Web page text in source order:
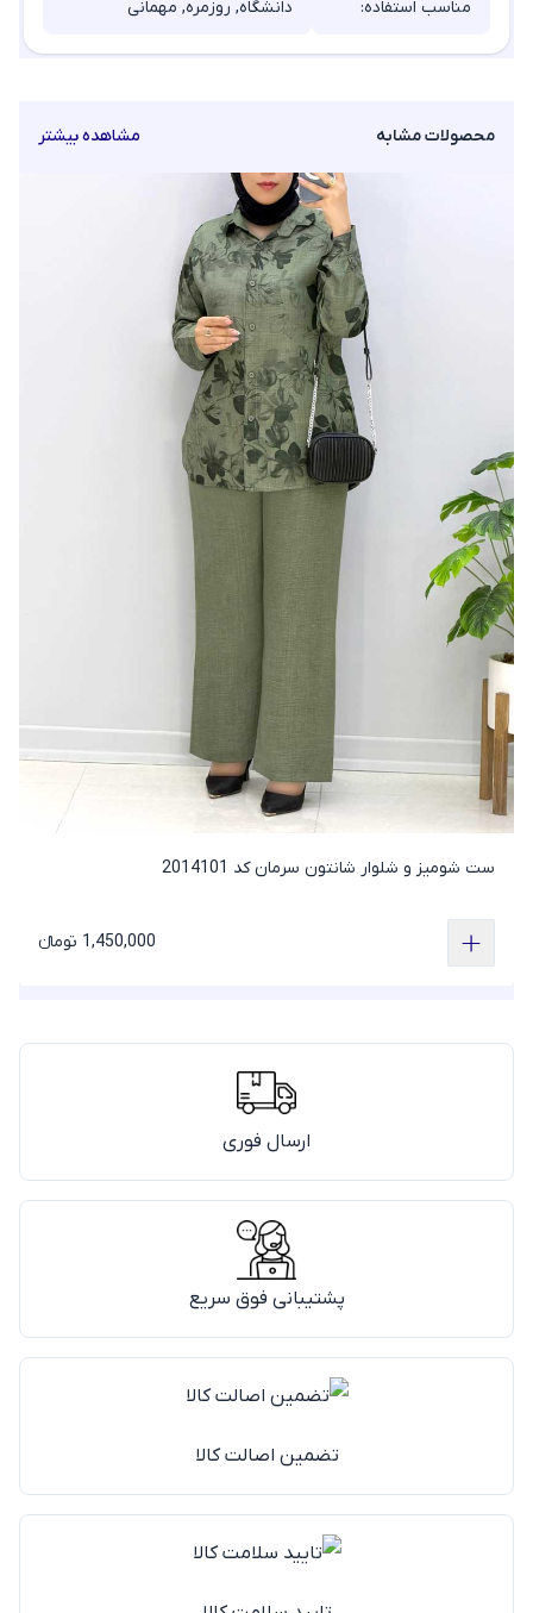
مناسب استفاده: دانشگاه, روزمره, مهمانی
محصولات مشابه مشاهده بیشتر
ست شومیز و شلوار شانتون سرمان کد 2014101
1,450,000 تومانء
ارسال فوری
پشتیبانی فوق سریع
تضمین اصالت کالا